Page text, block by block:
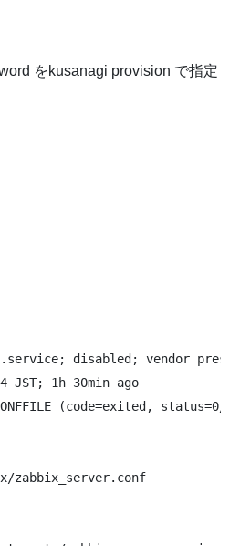
をkusanagi provision で指定
disabled; vendor
JST; 1h 30min ago
(code=exited, status=0/
zabbix_server.conf